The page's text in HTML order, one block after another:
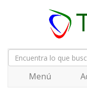
Menú